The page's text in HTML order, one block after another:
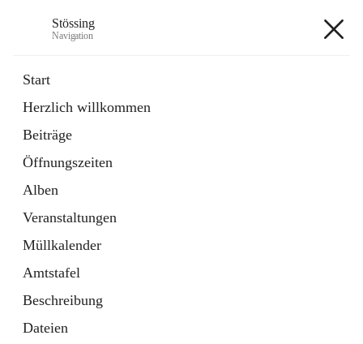
Stössing
Navigation
Start
Herzlich willkommen
Beiträge
Öffnungszeiten
Alben
Veranstaltungen
Müllkalender
Amtstafel
Beschreibung
Dateien
Datei
in
Tab
Kindergarten
öffnet
in
neuem
Tab